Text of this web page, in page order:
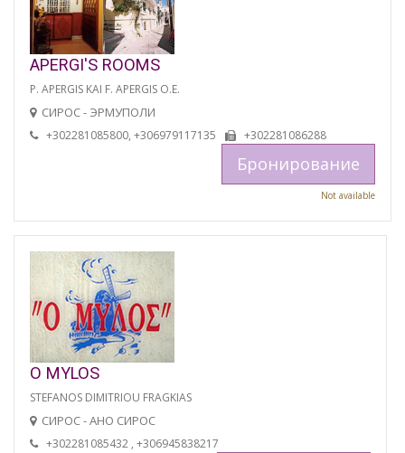
APERGI'S ROOMS
P. APERGIS KAI F. APERGIS O.E.
СИРОС - ЭРМУПОЛИ
+302281085800, +306979117135 +302281086288
Бронирование
Not available
O MYLOS
STEFANOS DIMITRIOU FRAGKIAS
СИРОС - АНО СИРОС
+302281085432 , +306945838217